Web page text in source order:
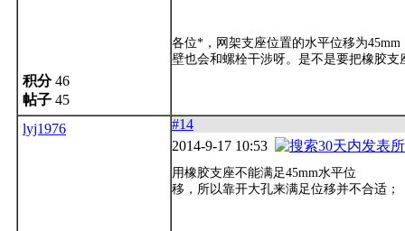
积分46
帖子 45
各位*，网架支座位置的水平位移为
壁也会和螺栓干涉呀。是不是要把橡胶
lyj1976
#14
2014-9-17 10:53
用橡胶支座不能满足45mm水平位
移，所以靠开大孔来满足位移并不合适；